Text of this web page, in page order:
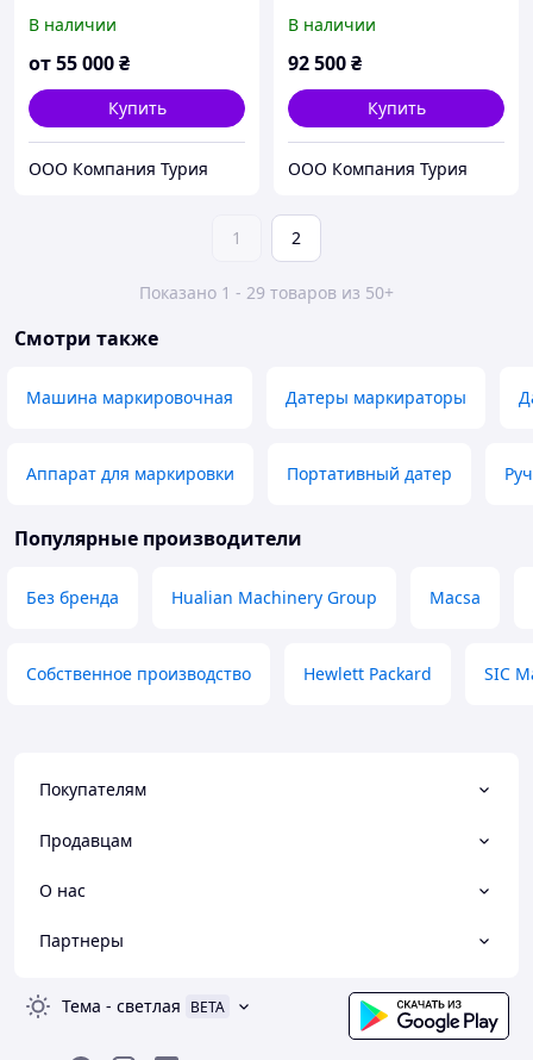
В наличии
от55 000₴
Купить
ООО Компания Турия
В наличии
92 500₴
Купить
ООО Компания Турия
1 2
Показано 1 - 29 товаров из 50+
Смотри также
Машина маркировочная Датеры маркираторы
Аппарат для маркировки Портативный датер
Популярные производители
Без бренда Hualian Machinery Group Macsa
Собственное производство Hewlett Packard SIC
Покупателям
Продавцам
О нас
Партнеры
Тема - светлая BETA